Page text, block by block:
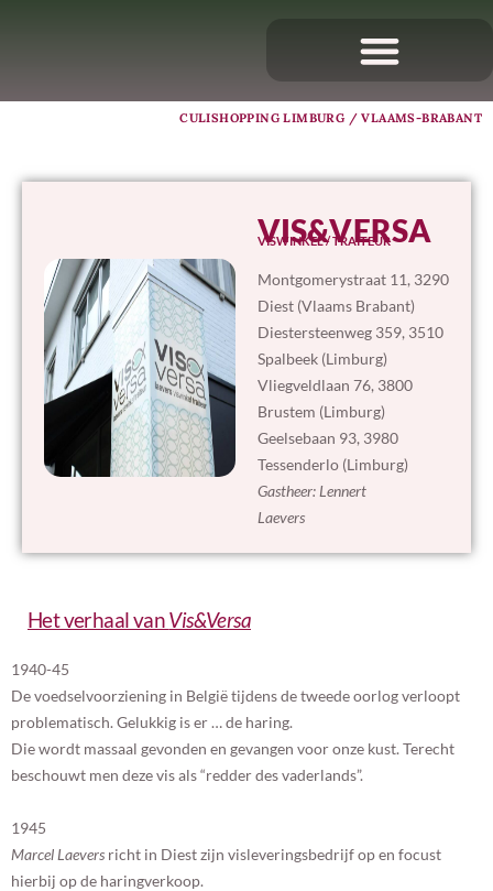
CULISHOPPING LIMBURG / VLAAMS-BRABANT
VIS&VERSA
VISWINKEL / TRAITEUR
Montgomerystraat 11, 3290
Diest (Vlaams Brabant)
Diestersteenweg 359, 3510
Spalbeek (Limburg)
Vliegveldlaan 76, 3800
Brustem (Limburg)
Geelsebaan 93, 3980
Tessenderlo (Limburg)
Gastheer: Lennert
Laevers
Het verhaal vanVis&Versa
1940-45
De voedselvoorziening in België tijdens de tweede oorlog verloopt
problematisch. Gelukkig is er … de haring.
Die wordt massaal gevonden en gevangen voor onze kust. Terecht
beschouwt men deze vis als “redder des vaderlands”.
1945
Marcel Laevers richt in Diest zijn visleveringsbedrijf op en focust
hierbij op de haringverkoop.